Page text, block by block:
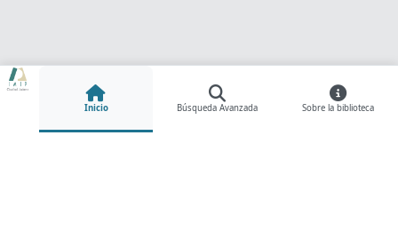
Inicio Búsqueda Avanzada Sobre la biblioteca